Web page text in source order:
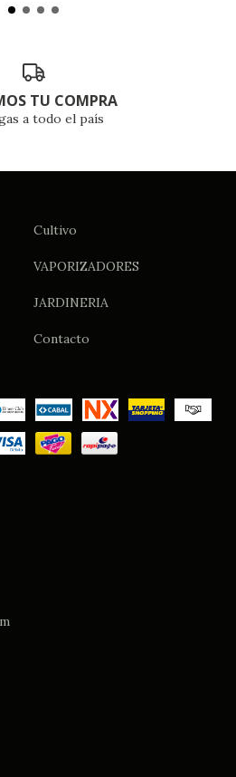
TU COMPRA
a todo el país
Cultivo
VAPORIZADORES
JARDINERIA
Contacto